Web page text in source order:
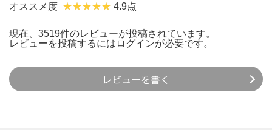
オススメ度 4.9点
現在、3519件のレビューが投稿されています。
レビューを投稿するには ログインが必要です。
レビューを書く